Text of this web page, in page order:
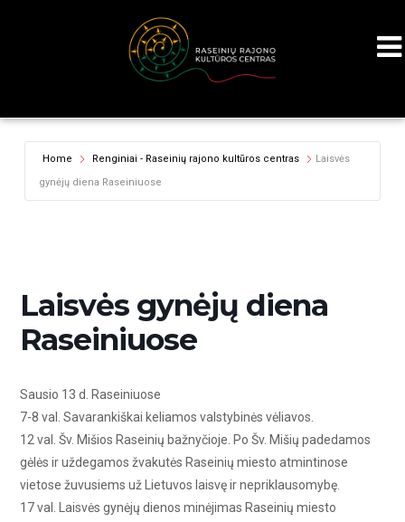
Home Renginiai - Raseinių rajono kultūros centras
Laisvės
gynėjų diena Raseiniuose
Laisvės gynėjų diena
Raseiniuose
Sausio 13 d. Raseiniuose
7-8 val. Savarankiškai keliamos valstybinės vėliavos.
12 val. Šv. Mišios Raseinių bažnyčioje. Po Šv. Mišių padedamos
gėlės ir uždegamos žvakutės Raseinių miesto atmintinose
vietose žuvusiems už Lietuvos laisvę ir nepriklausomybę.
17 val. Laisvės gynėjų dienos minėjimas Raseinių miesto